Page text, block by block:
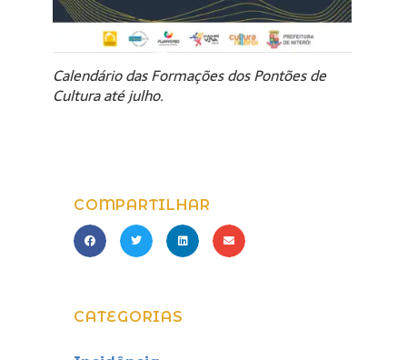
Calendário das Formações dos Pontões de
Cultura até julho.
COMPARTILHAR
CATEGORIAS